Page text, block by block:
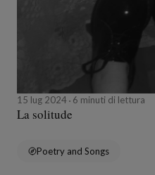
15 lug 2024 6 minuti di lettura
La solitude
Poetry and Songs